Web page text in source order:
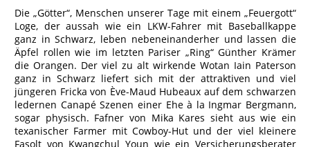
Die „Götter“, Menschen unserer Tage mit einem „Feuergott“
Loge, der aussah wie ein LKW-Fahrer mit Baseballkappe
ganz in Schwarz, leben nebeneinanderher und lassen die
Äpfel rollen wie im letzten Pariser „Ring“ Günther Krämer
die Orangen. Der viel zu alt wirkende Wotan Iain Paterson
ganz in Schwarz liefert sich mit der attraktiven und viel
jüngeren Fricka von Ève-Maud Hubeaux auf dem schwarzen
ledernen Canapé Szenen einer Ehe à la Ingmar Bergmann,
sogar physisch. Fafner von Mika Kares sieht aus wie ein
texanischer Farmer mit Cowboy-Hut und der viel kleinere
Fasolt von Kwangchul Youn wie ein Versicherungsberater